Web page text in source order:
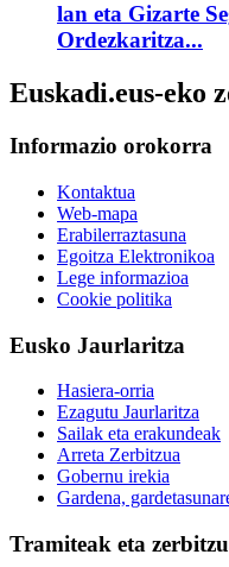
lan eta Gizarte
Ordezkaritza...
Euskadi.eus-eko
Informazio orokorra
Kontaktua
Web-mapa
Erabilerraztasuna
Egoitza Elektronikoa
Lege informazioa
Cookie politika
Eusko Jaurlaritza
Hasiera-orria
Ezagutu Jaurlaritza
Sailak eta erakundeak
Arreta Zerbitzua
Gobernu irekia
Gardena,
Tramiteak eta